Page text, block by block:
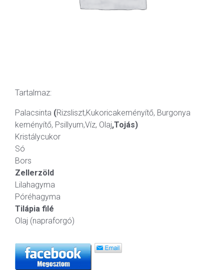
Tartalmaz:
Palacsinta (Rizsliszt,Kukoricakeményítő, Burgonya
keményítő, Psillyum,Víz, Olaj,Tojás)
Kristálycukor
Só
Bors
Zellerzöld
Lilahagyma
Póréhagyma
Tilápia filé
Olaj (napraforgó)